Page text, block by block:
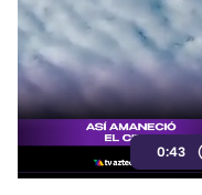
0:43